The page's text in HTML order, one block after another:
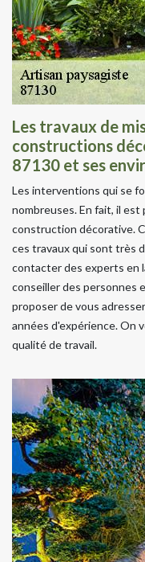
Les travaux de
constructions
87130 et ses
Les interventions qui se
nombreuses. En fait, il
construction décorative.
ces travaux qui sont très
contacter des experts en
conseiller des personnes
proposer de vous
années d'expérience. On
qualité de travail.